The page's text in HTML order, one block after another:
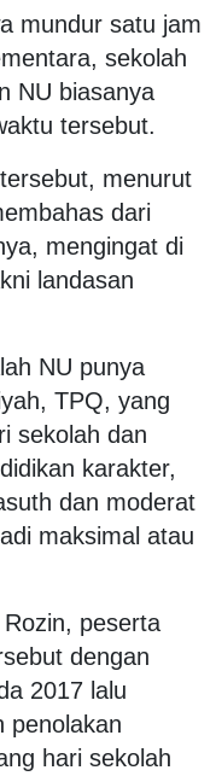
mundur satu jam
sekolah
NU biasanya
tersebut.
menurut
dari
mengingat di
landasan
NU punya
TPQ, yang
sekolah dan
karakter,
dan moderat
maksimal atau
peserta
dengan
2017 lalu
penolakan
hari sekolah